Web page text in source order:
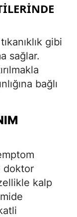
gibi
sağlar.
bağlı
doktor
kalp